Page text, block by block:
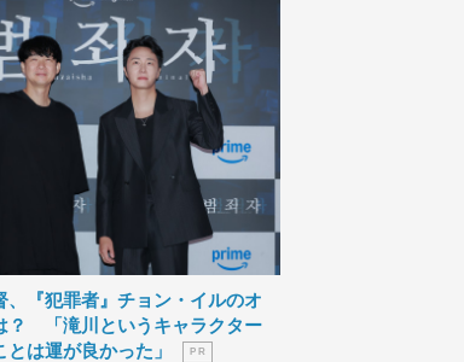
、『犯罪者』チョン・イルのオ
？ 「滝川というキャラクター
とは運が良かった」
P R